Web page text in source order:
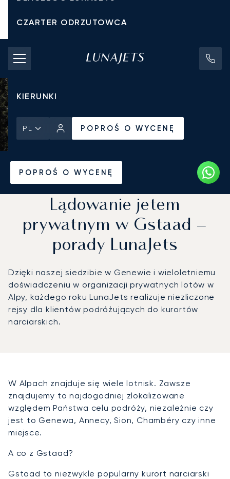
CZARTER ODRZUTOWCA
KOSZTY CZARTERU
PRYWATNE ODRZUTOWCE
KIERUNKI
PL POPROŚ O WYCENĘ
POPROŚ O WYCENĘ
Lądowanie jetem
prywatnym w Gstaad –
porady LunaJets
Dzięki naszej siedzibie w Genewie i wieloletniemu
doświadczeniu w organizacji prywatnych lotów w
Alpy, każdego roku LunaJets realizuje niezliczone
rejsy dla klientów podróżujących do kurortów
narciarskich.
W Alpach znajduje się wiele lotnisk. Zawsze
znajdujemy to najdogodniej zlokalizowane
względem Państwa celu podróży, niezależnie czy
jest to Genewa, Annecy, Sion, Chambéry czy inne
miejsce.
A co z Gstaad?
Gstaad to niezwykle popularny kurort narciarski